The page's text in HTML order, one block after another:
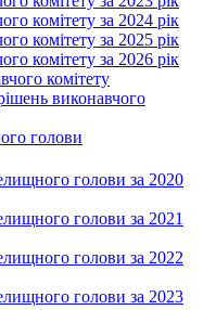
комітету за 2024 рік
комітету за 2025 рік
комітету за 2026 рік
комітету
виконавчого
голови
голови за 2020
голови за 2021
голови за 2022
голови за 2023